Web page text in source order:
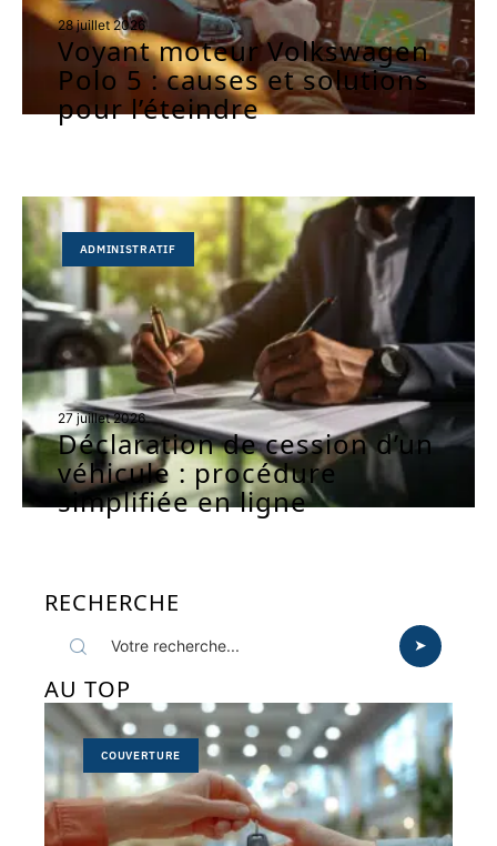
28 juillet 2026
Voyant moteur Volkswagen
Polo 5 : causes et solutions
pour l’éteindre
ADMINISTRATIF
27 juillet 2026
Déclaration de cession d’un
véhicule : procédure
simplifiée en ligne
RECHERCHE
AU TOP
COUVERTURE